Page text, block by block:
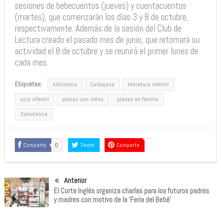
sesiones de bebecuentos (jueves) y cuentacuentos
(martes), que comenzarán los días 3 y 8 de octubre,
respectivamente. Además de la sesión del Club de
Lectura creado el pasado mes de junio, que retomará su
actividad el 8 de octubre y se reunirá el primer lunes de
cada mes.
Etiquetas: biblioteca Carbajosa
literatura infantil
ocio infantil
planes con niños
planes en familia
Salamanca
Comparte 0 Tweet Comparte
Anterior
El Corte Inglés organiza charlas para los futuros padres
y madres con motivo de la ‘Feria del Bebé’